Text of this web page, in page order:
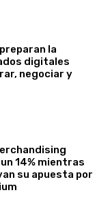
la
digitales
negociar y
14% mientras
su apuesta por